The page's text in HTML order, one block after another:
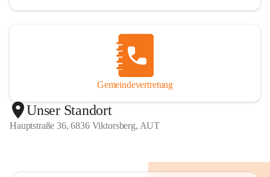
Gemeindevertretung
Unser Standort
Hauptstraße 36, 6836 Viktorsberg, AUT